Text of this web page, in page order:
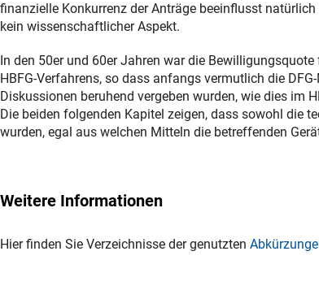
finanzielle Konkurrenz der Anträge beeinflusst
kein wissenschaftlicher Aspekt.
In den 50er und 60er Jahren war die
HBFG-Verfahrens, so dass anfangs vermutlich die
Diskussionen beruhend vergeben wurden, wie dies im
Die beiden folgenden Kapitel zeigen, dass sowohl die
wurden, egal aus welchen Mitteln die betreffenden
Weitere Informationen
Hier finden Sie Verzeichnisse der genutzten Abkürzunge